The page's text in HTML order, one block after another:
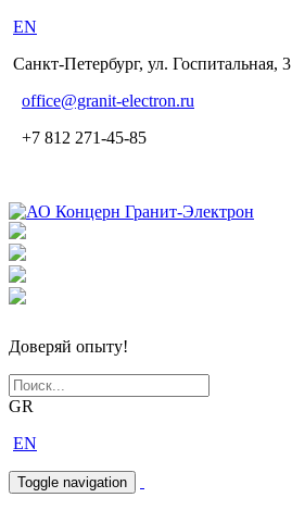
EN
Санкт-Петербург, ул. Госпитальная, 3
office@granit-electron.ru
+7 812 271-45-85
Доверяй опыту!
GR
EN
Toggle navigation